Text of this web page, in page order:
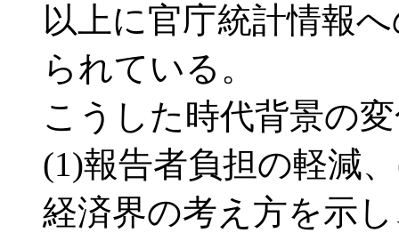
以上に官庁統計情報
られている。
こうした時代背景の
(1)報告者負担の軽減
経済界の考え方を示